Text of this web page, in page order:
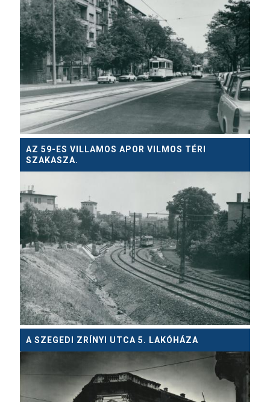
AZ 59-ES VILLAMOS APOR VILMOS TÉRI
SZAKASZA.
A SZEGEDI ZRÍNYI UTCA 5. LAKÓHÁZA